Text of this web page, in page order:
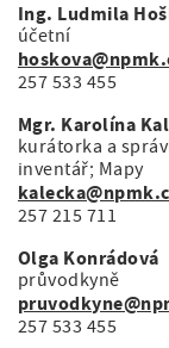
Ing. Ludmila
účetní
257 533 455
Mgr. Karolína
kurátorka a
inventář; Mapy
257 215 711
Olga Konrádová
průvodkyně
257 533 455